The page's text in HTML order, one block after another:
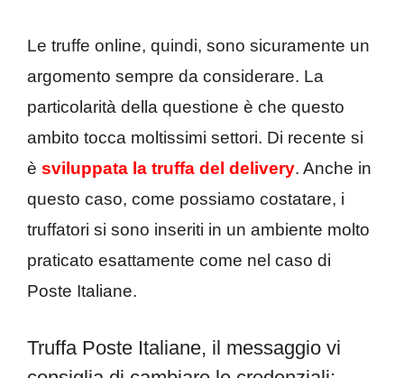
Le truffe online, quindi, sono sicuramente un
argomento sempre da considerare. La
particolarità della questione è che questo
ambito tocca moltissimi settori. Di recente si
è sviluppata la truffa del delivery. Anche in
questo caso, come possiamo costatare, i
truffatori si sono inseriti in un ambiente molto
praticato esattamente come nel caso di
Poste Italiane.
Truffa Poste Italiane, il messaggio vi